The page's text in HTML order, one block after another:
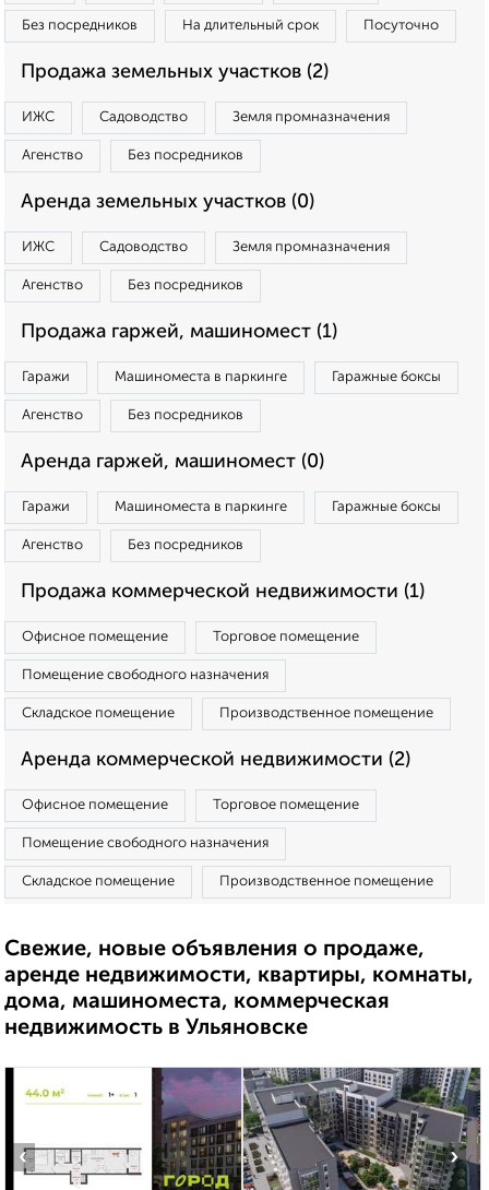
Без посредников На длительный срок Посуточно
Продажа земельных участков (2)
ИЖС Садоводство Земля промназначения
Агенство Без посредников
Аренда земельных участков (0)
ИЖС Садоводство Земля промназначения
Агенство Без посредников
Продажа гаржей, машиномест (1)
Гаражи Машиноместа в паркинге Гаражные боксы
Агенство Без посредников
Аренда гаржей, машиномест (0)
Гаражи Машиноместа в паркинге Гаражные боксы
Агенство Без посредников
Продажа коммерческой недвижимости (1)
Офисное помещение Торговое помещение
Помещение свободного назначения
Складское помещение Производственное помещение
Аренда коммерческой недвижимости (2)
Офисное помещение Торговое помещение
Помещение свободного назначения
Складское помещение Производственное помещение
Свежие, новые объявления о продаже,
аренде недвижимости, квартиры, комнаты,
дома, машиноместа, коммерческая
недвижимость в Ульяновске
‹ ›